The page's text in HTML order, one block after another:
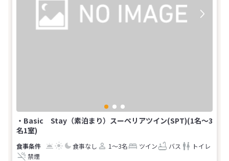
・Basic Stay（素泊まり）スーペリアツイン(SPT)(1名～3
名1室)
食事なし 1～3名 ツイン バス
トイレ
禁煙